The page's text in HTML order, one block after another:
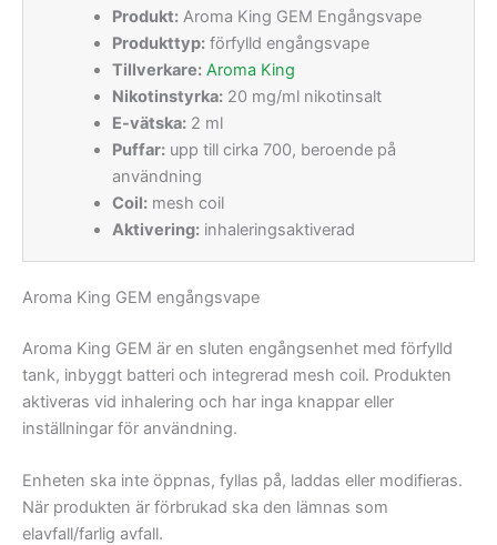
Produkt:Aroma King GEM Engångsvape
Produkttyp:förfylld engångsvape
Tillverkare: Aroma King
Nikotinstyrka:20 mg/ml nikotinsalt
E-vätska:2 ml
Puffar:upp till cirka 700, beroende på
användning
Coil:mesh coil
Aktivering:inhaleringsaktiverad
Aroma King GEM engångsvape
Aroma King GEM är en sluten engångsenhet med förfylld
tank, inbyggt batteri och integrerad mesh coil. Produkten
aktiveras vid inhalering och har inga knappar eller
inställningar för användning.
Enheten ska inte öppnas, fyllas på, laddas eller modifieras.
När produkten är förbrukad ska den lämnas som
elavfall/farlig avfall.